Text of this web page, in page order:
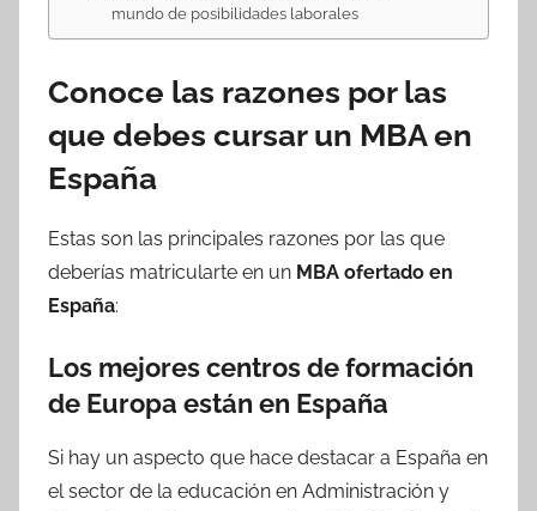
mundo de posibilidades laborales
Conoce las razones por las
que debes cursar un MBA en
España
Estas son las principales razones por las que
deberías matricularte en un MBA ofertado en
España:
Los mejores centros de formación
de Europa están en España
Si hay un aspecto que hace destacar a España en
el sector de la educación en Administración y